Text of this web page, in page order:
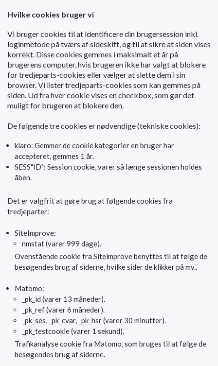
Hvilke cookies bruger vi
Vi bruger cookies til at identificere din brugersession inkl.
loginmetode på tværs af sideskift, og til at sikre at siden vises
korrekt. Disse cookies gemmes i maksimalt et år på
brugerens computer, hvis brugeren ikke har valgt at blokere
for tredjeparts-cookies eller vælger at slette dem i sin
browser. Vi lister tredjeparts-cookies som kan gemmes på
siden. Ud fra hver cookie vises en checkbox, som gør det
muligt for brugeren at blokere den.
De følgende tre cookies er nødvendige (tekniske cookies):
klaro: Gemmer de cookie kategorier en bruger har
accepteret, gemmes 1 år.
SESS"ID": Session cookie, varer så længe sessionen holdes
åben.
Det er valgfrit at gøre brug at følgende cookies fra
tredjeparter:
SiteImprove:
nmstat (varer 999 dage).
Ovenstående cookie fra Siteimprove benyttes til at følge de
besøgendes brug af siderne, hvilke sider de klikker på mv..
Matomo:
_pk_id (varer 13 måneder).
_pk_ref (varer 6 måneder).
_pk_ses, _pk_cvar, _pk_hsr (varer 30 minutter).
_pk_testcookie (varer 1 sekund).
Trafikanalyse cookie fra Matomo, som bruges til at følge de
besøgendes brug af siderne.